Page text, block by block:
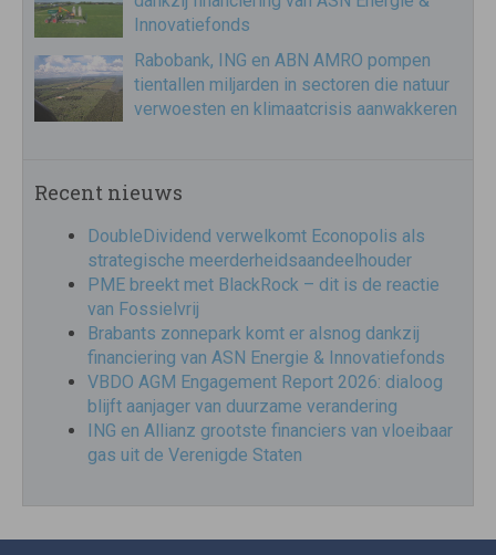
Innovatiefonds
Rabobank, ING en ABN AMRO pompen
tientallen miljarden in sectoren die natuur
verwoesten en klimaatcrisis aanwakkeren
Recent nieuws
DoubleDividend verwelkomt Econopolis als
strategische meerderheidsaandeelhouder
PME breekt met BlackRock – dit is de reactie
van Fossielvrij
Brabants zonnepark komt er alsnog dankzij
financiering van ASN Energie & Innovatiefonds
VBDO AGM Engagement Report 2026: dialoog
blijft aanjager van duurzame verandering
ING en Allianz grootste financiers van vloeibaar
gas uit de Verenigde Staten